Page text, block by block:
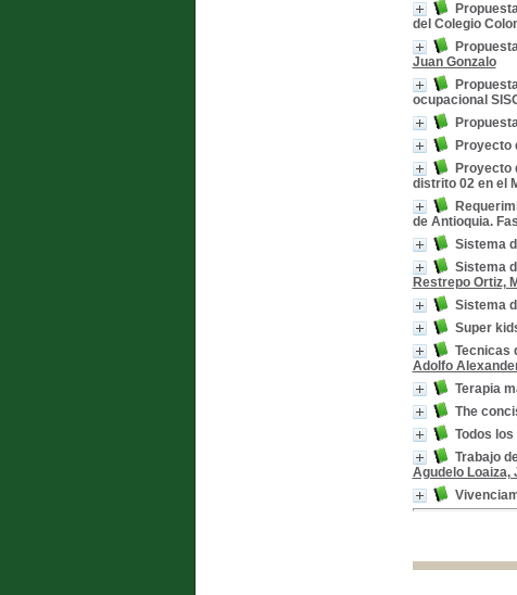
del Colegio
Juan Gonzalo
ocupacional
Proyecto
Proyecto
distrito 02 en el
de Antioquia.
Sistema
Sistema
Restrepo Ortiz,
Sistema
Super
Tecnicas
Adolfo
Terapia
The
Todos
Trabajo
Agudelo Loaiza,